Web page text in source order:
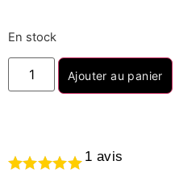
En stock
Ajouter au panier
1 avis